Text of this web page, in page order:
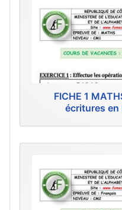
FICHE 1
écritures en